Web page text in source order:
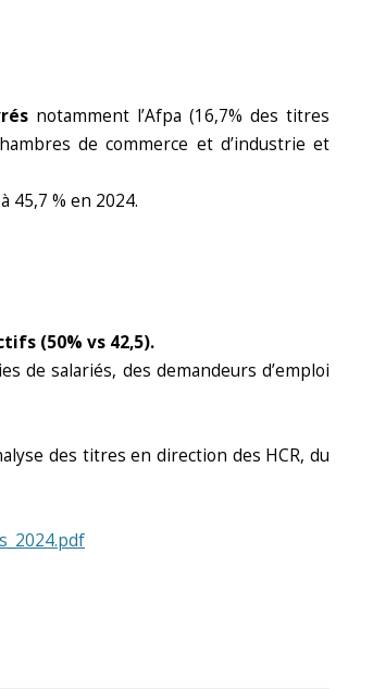
notamment l’Afpa (16,7% des titres
de commerce et d’industrie et
45,7 % en 2024.
(50% vs 42,5).
de salariés, des demandeurs d’emploi
des titres en direction des HCR, du